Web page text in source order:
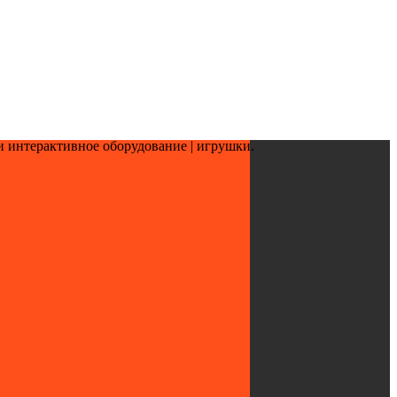
оборудование | игрушки.